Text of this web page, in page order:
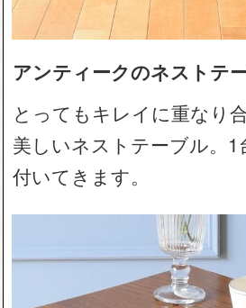
アンティークのネストテ
とってもキレイに重なり
美しいネストテーブル。
付いてきます。